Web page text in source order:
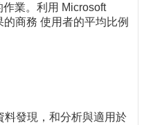
業。利用 Microsoft
商務 使用者的平均比例
料發現，和分析與適用於